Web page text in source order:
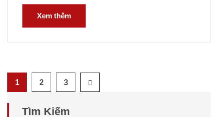
Xem thêm
1 2 3
Tìm Kiếm